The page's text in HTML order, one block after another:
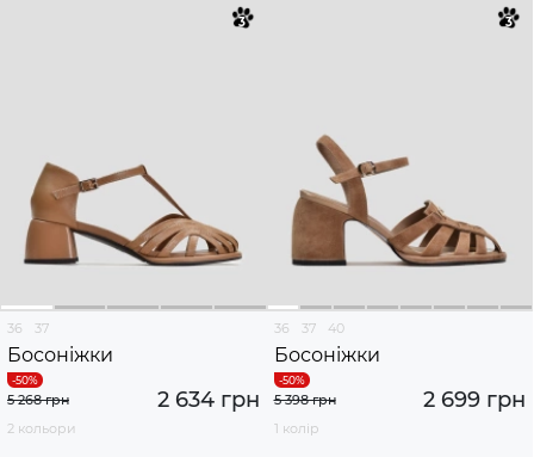
36 37
Босоніжки
2 634 грн
5 268 грн
2 кольори
36 37 40
Босоніжки
2 699 грн
5 398 грн
1 колір